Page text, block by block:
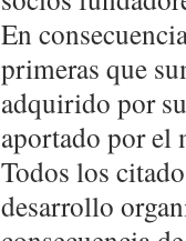
En
primeras que
adquirido por
aportado por el
Todos los
desarrollo